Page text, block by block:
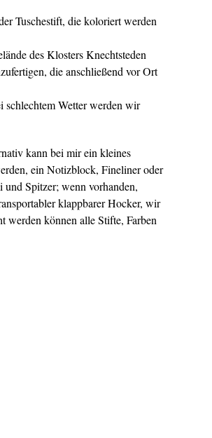
Tuschestift, die koloriert werden
des Klosters Knechtsteden
die anschließend vor Ort
Wetter werden wir
kann bei mir ein kleines
ein Notizblock, Fineliner oder
und Spitzer; wenn vorhanden,
klappbarer Hocker, wir
werden können alle Stifte, Farben